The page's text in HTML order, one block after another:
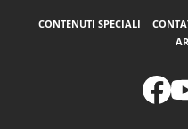
CONTENUTI SPECIALI